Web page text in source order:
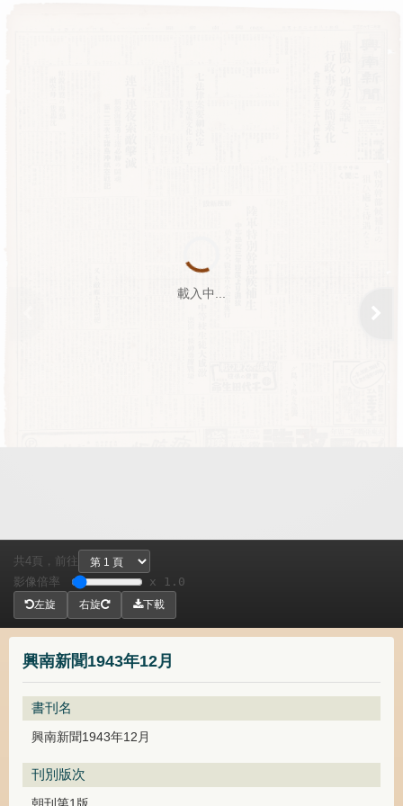
興南新聞1943年12月
書刊名
興南新聞1943年12月
刊別版次
載入中...
共4頁，
前往
影像倍率
x 1.0
左旋 右旋 下載